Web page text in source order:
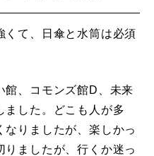
くて、日傘と水筒は必須
館、コモンズ館D、未来
ました。どこも人が多
なりましたが、楽しかっ
りましたが、行くか迷っ